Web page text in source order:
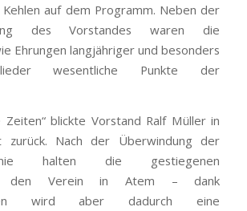
Kehlen auf dem Programm. Neben der
des Vorstandes waren die
Ehrungen langjähriger und besonders
wesentliche Punkte der
Zeiten“ blickte Vorstand Ralf Müller in
zurück. Nach der Überwindung der
halten die gestiegenen
den Verein in Atem – dank
wird aber dadurch eine